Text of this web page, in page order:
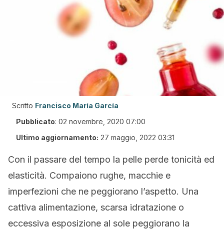
Scritto Francisco María García
Pubblicato: 02 novembre, 2020 07:00
Ultimo aggiornamento: 27 maggio, 2022 03:31
Con il passare del tempo la pelle perde tonicità ed
elasticità. Compaiono rughe, macchie e
imperfezioni che ne peggiorano l’aspetto. Una
cattiva alimentazione, scarsa idratazione o
eccessiva esposizione al sole peggiorano la